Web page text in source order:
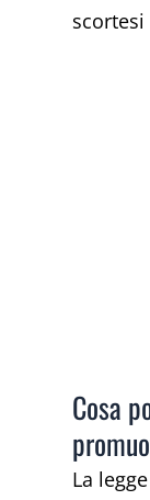
Cosa
La